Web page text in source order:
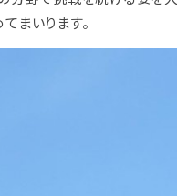
まいります。